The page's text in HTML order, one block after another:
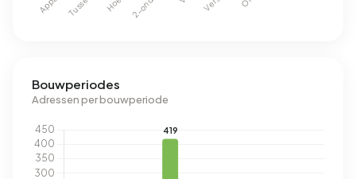
Bouwperiodes
Adressen per bouwperiode